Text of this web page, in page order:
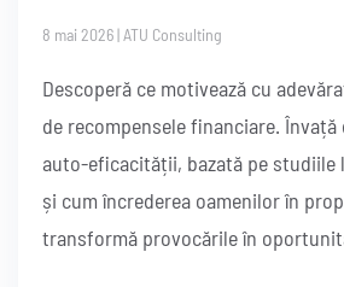
8 mai 2026|ATU Consulting
Descoperă ce motivează cu
de recompensele financiare.
auto-eficacității, bazată pe studiile
și cum încrederea oamenilor în
transformă provocările în